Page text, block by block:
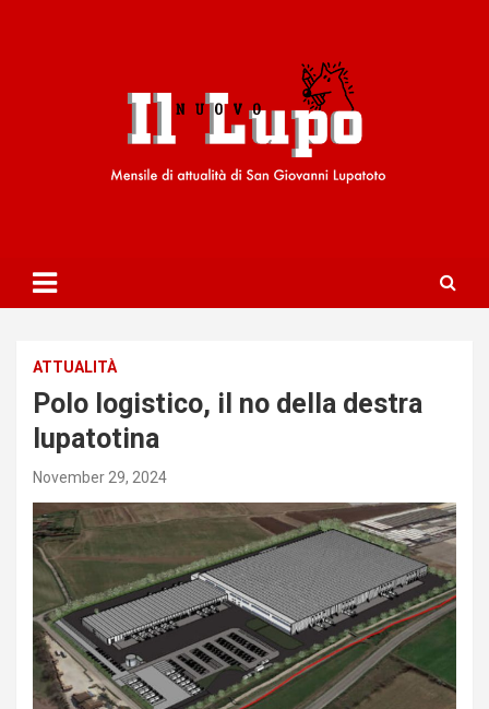
ATTUALITÀ
Polo logistico, il no della destra
lupatotina
November 29, 2024